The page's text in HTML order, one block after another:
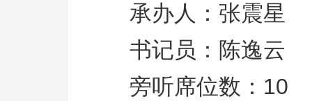
承办人：张震星
书记员：陈逸云
旁听席位数： 10